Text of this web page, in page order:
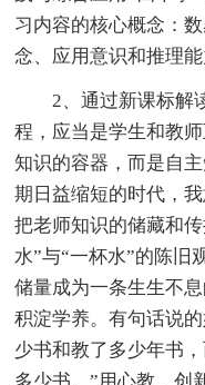
习内容的核心概念：
念、应用意识和推理能
2、通过新课标解读
程，应当是学生和教
知识的容器，而是自
期日益缩短的时代，
把老师知识的储藏和
水”与“一杯水”的陈旧
储量成为一条生生不
积淀学养。有句话说
少书和教了多少年书